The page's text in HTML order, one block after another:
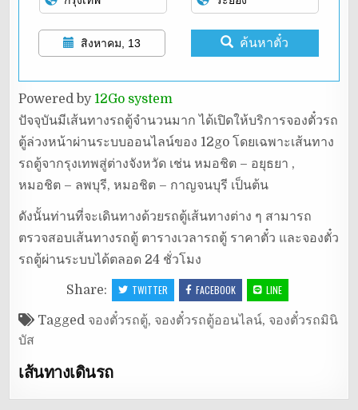
สิงหาคม, 13 ค้นหาตั๋ว
Powered by 12Go system
ปัจจุบันมีเส้นทางรถตู้จำนวนมาก ได้เปิดให้บริการจองตั๋วรถ
ตู้ล่วงหน้าผ่านระบบออนไลน์ของ 12go โดยเฉพาะเส้นทาง
รถตู้จากรุงเทพสู่ต่างจังหวัด เช่น หมอชิต – อยุธยา ,
หมอชิต – ลพบุรี, หมอชิต – กาญจนบุรี เป็นต้น
ดังนั้นท่านที่จะเดินทางด้วยรถตู้เส้นทางต่าง ๆ สามารถ
ตรวจสอบเส้นทางรถตู้ ตารางเวลารถตู้ ราคาตั๋ว และจองตั๋ว
รถตู้ผ่านระบบได้ตลอด 24 ชั่วโมง
Share: TWITTER FACEBOOK LINE
Tagged จองตั๋วรถตู้, จองตั๋วรถตู้ออนไลน์, จองตั๋วรถมินิ
บัส
เส้นทางเดินรถ